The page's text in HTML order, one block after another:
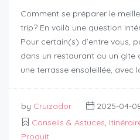
Comment se préparer le
trip? En voilà une question
Pour certain(s) d’entre vous,
dans un restaurant ou un gite
une terrasse ensoleillée, avec
by Cruizador
2025-04-
Conseils & Astuces,
Produit